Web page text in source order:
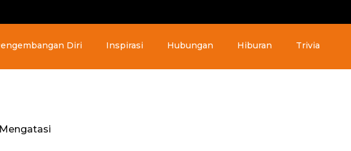
Diri Inspirasi Hubungan Hiburan Trivia